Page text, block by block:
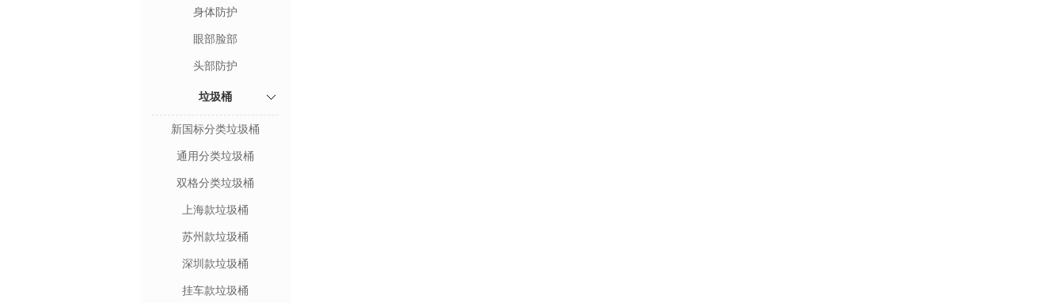
身体防护
眼部脸部
头部防护
垃圾桶
新国标分类垃圾桶
通用分类垃圾桶
双格分类垃圾桶
上海款垃圾桶
苏州款垃圾桶
深圳款垃圾桶
挂车款垃圾桶